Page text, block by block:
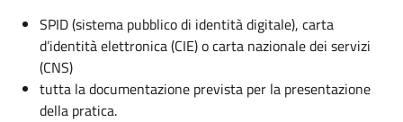
SPID (sistema pubblico di identità digitale), carta
d’identità elettronica (CIE) o carta nazionale dei servizi
(CNS)
tutta la documentazione prevista per la presentazione
della pratica.